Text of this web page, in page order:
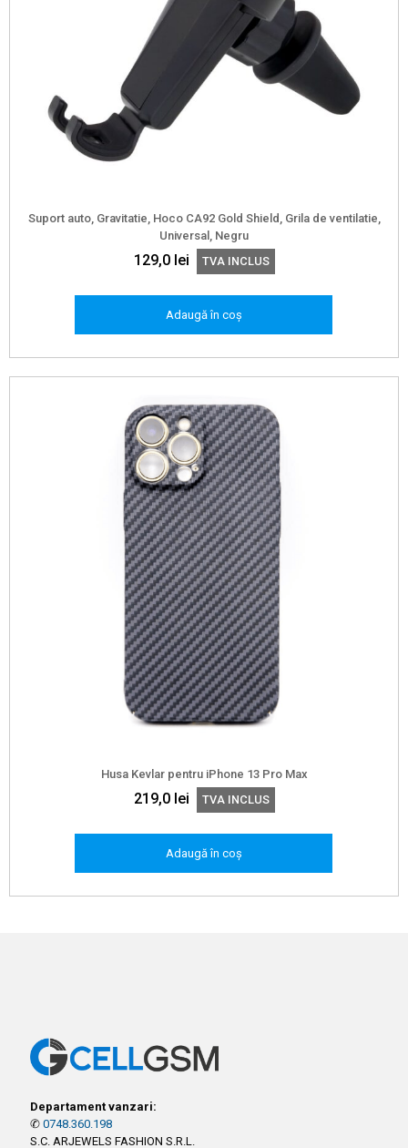
Suport auto, Gravitatie, Hoco CA92 Gold Shield, Grila de ventilatie,
Universal, Negru
129,0 lei TVA INCLUS
Adaugă în coș
Husa Kevlar pentru iPhone 13 Pro Max
219,0 lei TVA INCLUS
Adaugă în coș
Departament vanzari:
✆ 0748.360.198
S.C. ARJEWELS FASHION S.R.L.